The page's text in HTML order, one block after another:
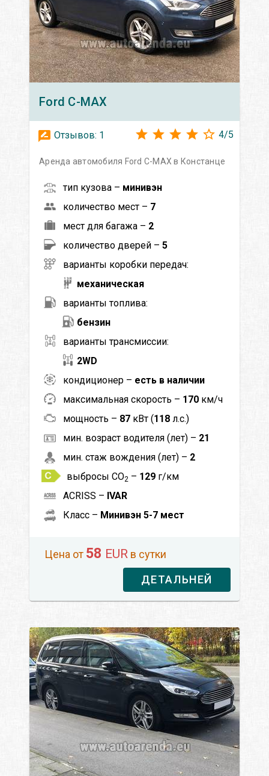
Ford C-MAX
Отзывов: 1 4/5
Аренда автомобиля Ford C-MAX в Констанце
тип кузова – минивэн
количество мест – 7
мест для багажа – 2
количество дверей – 5
варианты коробки передач:
механическая
варианты топлива:
бензин
варианты трансмиссии:
2WD
кондиционер – есть в наличии
максимальная скорость – 170 км/ч
мощность – 87 кВт (118 л.с.)
мин. возраст водителя (лет) – 21
мин. стаж вождения (лет) – 2
выбросы CO2 – 129 г/км
ACRISS – IVAR
Класс – Минивэн 5-7 мест
Цена от 58 EUR в сутки
ДЕТАЛЬНЕЙ